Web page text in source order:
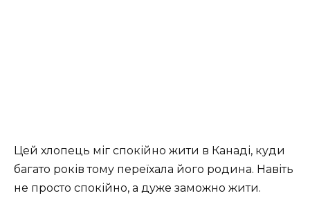
Цей хлопець міг спокійно жити в Канаді, куди
багато років тому переїхала його родина. Навіть
не просто спокійно, а дуже заможно жити.